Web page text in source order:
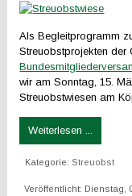
Als Begleitprogramm
Streuobstprojekten der
wir am Sonntag, 15.
Streuobstwiesen am
Weiterlesen ...
Kategorie:Streuobst
Veröffentlicht: Dienstag,